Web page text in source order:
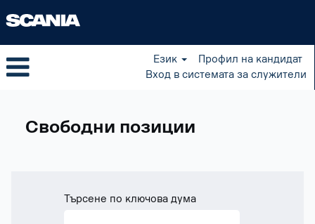
Език
Профил на кандидат
Вход в системата за служители
BGСвободни позиции
Търсене по ключова дума